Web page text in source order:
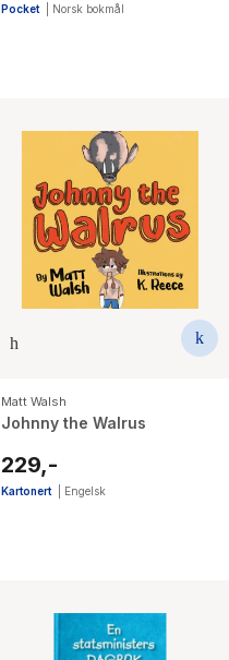
Pocket Norsk bokmål
Matt Walsh
Johnny the Walrus
229,-
Kartonert Engelsk